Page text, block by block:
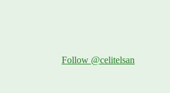
Follow @celitelsan